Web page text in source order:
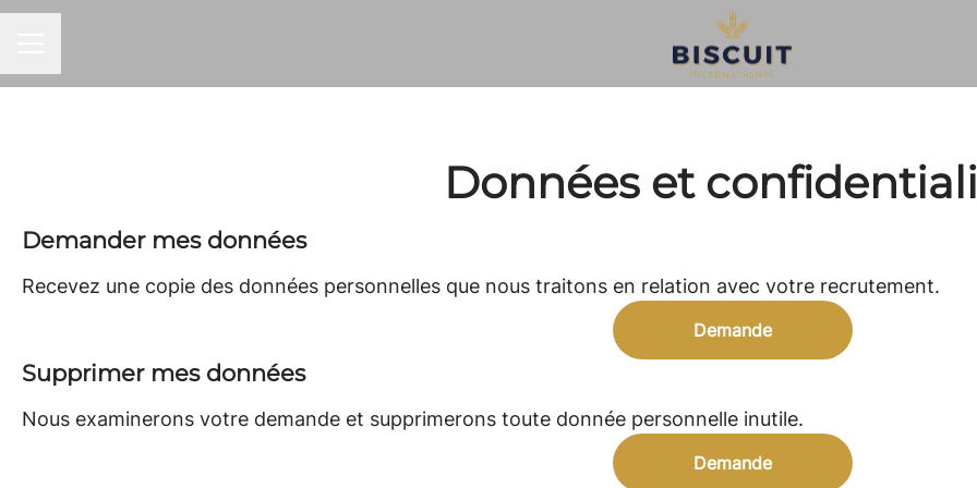
Données et
Demander mes données
Recevez une copie des données personnelles que nous traitons en relation avec votre recrutement.
Demande
Supprimer mes données
Nous examinerons votre demande et supprimerons toute donnée personnelle inutile.
Demande